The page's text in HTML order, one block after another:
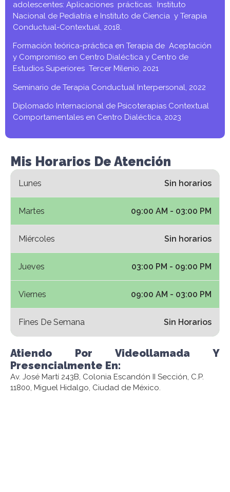
adolescentes: Aplicaciones prácticas. Instituto
Nacional de Pediatría e Instituto de Ciencia y Terapia
Conductual-Contextual, 2018.
Formación teórica-práctica en Terapia de Aceptación
y Compromiso en Centro Dialéctica y Centro de
Estudios Superiores Tercer Milenio, 2021
Seminario de Terapia Conductual Interpersonal, 2022
Diplomado Internacional de Psicoterapias Contextual
Comportamentales en Centro Dialéctica, 2023
Atiendo Por Videollamada Y
Presencialmente En:
Av. José Martí 243B, Colonia Escandón II Sección, C.P.
11800, Miguel Hidalgo, Ciudad de México.
Mis Horarios De Atención
Lunes Sin horarios
Martes 09:00 AM - 03:00 PM
Miércoles Sin horarios
Jueves 03:00 PM - 09:00 PM
Viernes 09:00 AM - 03:00 PM
Fines De Semana Sin Horarios